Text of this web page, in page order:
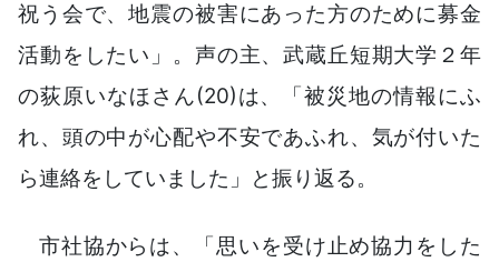
祝う会で、地震の被害にあった方のために募金
活動をしたい」。声の主、武蔵丘短期大学２年
の荻原いなほさん(20)は、「被災地の情報にふ
れ、頭の中が心配や不安であふれ、気が付いた
ら連絡をしていました」と振り返る。
市社協からは、「思いを受け止め協力をした